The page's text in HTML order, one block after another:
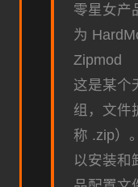
零星女产
为
Zipmod
这是某个
组，文件
称 .zip）
以安装和